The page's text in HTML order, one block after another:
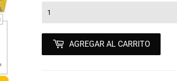
AGREGAR AL CARRITO